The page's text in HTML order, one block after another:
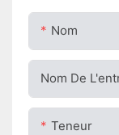
Nom
Nom De
Teneur